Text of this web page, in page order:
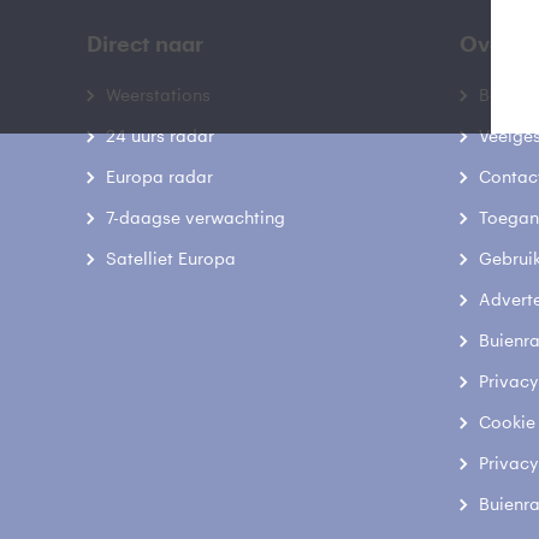
Direct naar
Weerstations
24 uurs radar
Europa radar
7-daagse verwachting
Satelliet Europa
Over